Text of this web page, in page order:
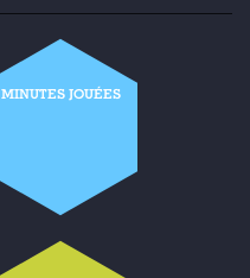
MINUTES JOUÉES